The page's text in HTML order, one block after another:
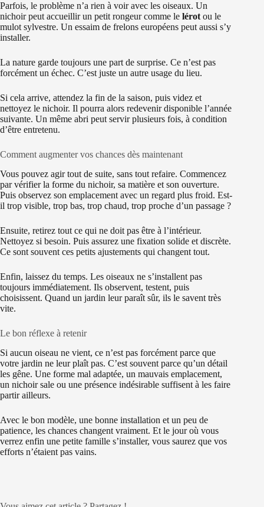
Parfois, le problème n’a rien à voir avec les oiseaux. Un
nichoir peut accueillir un petit rongeur comme le lérotou le
mulot sylvestre. Un essaim de frelons européens peut aussi s’y
installer.
La nature garde toujours une part de surprise. Ce n’est pas
forcément un échec. C’est juste un autre usage du lieu.
Si cela arrive, attendez la fin de la saison, puis videz et
nettoyez le nichoir. Il pourra alors redevenir disponible l’année
suivante. Un même abri peut servir plusieurs fois, à condition
d’être entretenu.
Comment augmenter vos chances dès maintenant
Vous pouvez agir tout de suite, sans tout refaire. Commencez
par vérifier la forme du nichoir, sa matière et son ouverture.
Puis observez son emplacement avec un regard plus froid. Est-
il trop visible, trop bas, trop chaud, trop proche d’un passage ?
Ensuite, retirez tout ce qui ne doit pas être à l’intérieur.
Nettoyez si besoin. Puis assurez une fixation solide et discrète.
Ce sont souvent ces petits ajustements qui changent tout.
Enfin, laissez du temps. Les oiseaux ne s’installent pas
toujours immédiatement. Ils observent, testent, puis
choisissent. Quand un jardin leur paraît sûr, ils le savent très
vite.
Le bon réflexe à retenir
Si aucun oiseau ne vient, ce n’est pas forcément parce que
votre jardin ne leur plaît pas. C’est souvent parce qu’un détail
les gêne. Une forme mal adaptée, un mauvais emplacement,
un nichoir sale ou une présence indésirable suffisent à les faire
partir ailleurs.
Avec le bon modèle, une bonne installation et un peu de
patience, les chances changent vraiment. Et le jour où vous
verrez enfin une petite famille s’installer, vous saurez que vos
efforts n’étaient pas vains.